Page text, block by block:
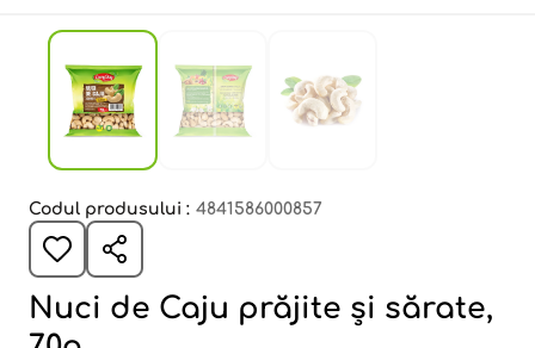
Codul produsului : 4841586000857
Nuci de Caju prăjite și sărate,